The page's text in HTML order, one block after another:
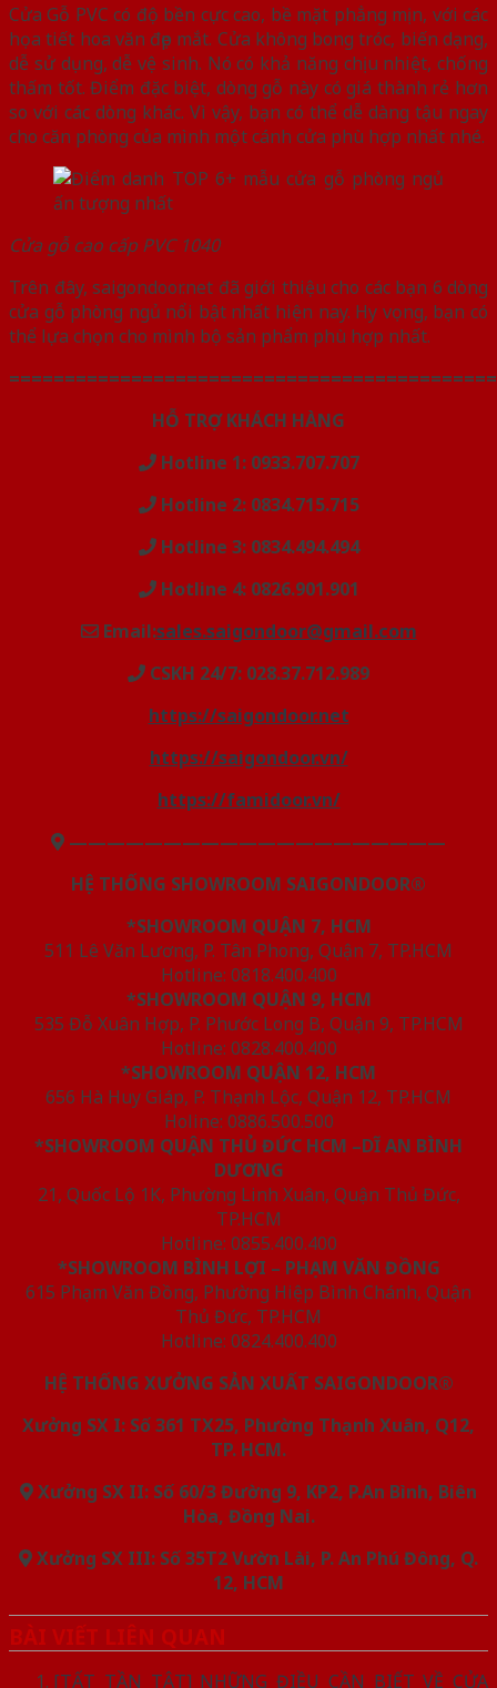
Cửa Gỗ PVC có độ bền cực cao, bề mặt phẳng mịn, với các
họa tiết hoa văn đẹp mắt. Cửa không bong tróc, biến dạng,
dễ sử dụng, dễ vệ sinh. Nó có khả năng chịu nhiệt, chống
thấm tốt. Điểm đặc biệt, dòng gỗ này có giá thành rẻ hơn
so với các dòng khác. Vì vậy, bạn có thể dễ dàng tậu ngay
cho căn phòng của mình một cánh cửa phù hợp nhất nhé.
Cửa gỗ cao cấp PVC 1040
Trên đây, saigondoor.net đã giới thiệu cho các bạn 6 dòng
cửa gỗ phòng ngủ nổi bật nhất hiện nay. Hy vọng, bạn có
thể lựa chọn cho mình bộ sản phẩm phù hợp nhất.
HỖ TRỢ KHÁCH HÀNG
Hotline 1: 0933.707.707
Hotline 2: 0834.715.715
Hotline 3: 0834.494.494
Hotline 4: 0826.901.901
Email:sales.saigondoor@gmail.com
CSKH 24/7: 028.37.712.989
https://saigondoor.net
https://saigondoor.vn/
https://famidoor.vn/
————————————————————
HỆ THỐNG SHOWROOM SAIGONDOOR®
*SHOWROOM QUẬN 7, HCM
511 Lê Văn Lương, P. Tân Phong, Quận 7, TP.HCM
Hotline: 0818.400.400
*SHOWROOM QUẬN 9, HCM
535 Đỗ Xuân Hợp, P. Phước Long B, Quận 9, TP.HCM
Hotline: 0828.400.400
*SHOWROOM QUẬN 12, HCM
656 Hà Huy Giáp, P. Thạnh Lộc, Quận 12, TP.HCM
Holine: 0886.500.500
*SHOWROOM QUẬN THỦ ĐỨC HCM –DĨ AN BÌNH
DƯƠNG
21, Quốc Lộ 1K, Phường Linh Xuân, Quận Thủ Đức,
TP.HCM
Hotline: 0855.400.400
*SHOWROOM BÌNH LỢI – PHẠM VĂN ĐỒNG
615 Phạm Văn Đồng, Phường Hiệp Bình Chánh, Quận
Thủ Đức, TP.HCM
Hotline: 0824.400.400
HỆ THỐNG XƯỞNG SẢN XUẤT SAIGONDOOR®
Xưởng SX I: Số 361 TX25, Phường Thạnh Xuân, Q12,
TP. HCM.
Xưởng SX II: Số 60/3 Đường 9, KP2, P.An Bình, Biên
Hòa, Đồng Nai.
Xưởng SX III: Số 35T2 Vườn Lài, P. An Phú Đông, Q.
12, HCM
BÀI VIẾT LIÊN QUAN
[TẤT TẦN TẬT] NHỮNG ĐIỀU CẦN BIẾT VỀ CỬA